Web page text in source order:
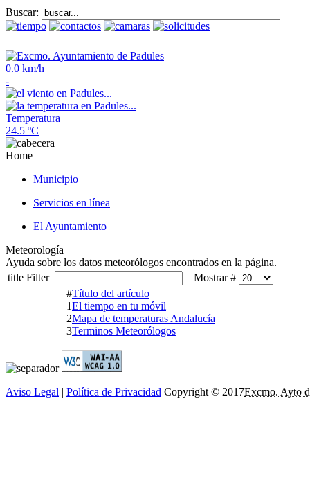
Buscar:
0.0 km/h
-
Temperatura
24.5 ºC
Home
Municipio
Servicios en línea
El Ayuntamiento
Meteorología
Ayuda sobre los datos meteorólogos encontrados en la página.
title Filter
Mostrar #
#Título del artículo
1El tiempo en tu móvil
2Mapa de temperaturas Andalucía
3Terminos Meteorólogos
Aviso Legal | Política de Privacidad Copyright © 2017Excmo. Ayto